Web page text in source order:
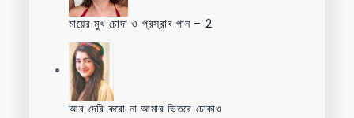
মায়ের মুখ চোদা ও প্রস্রাব পান – 2
আর দেরি করো না আমার ভিতরে ঢোকাও